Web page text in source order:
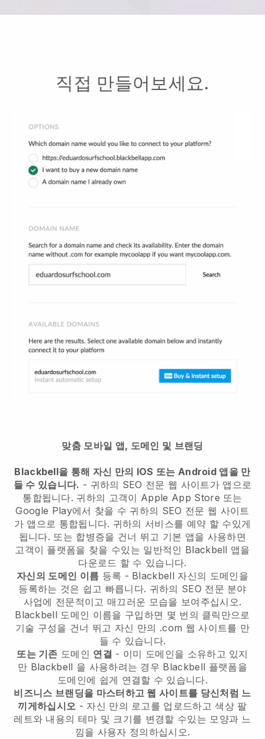
직접 만들어보세요.
맞춤 모바일 앱, 도메인 및 브랜딩
Blackbell을 통해 자신 만의 IOS 또는 Android 앱을 만
들 수 있습니다. - 귀하의 SEO 전문 웹 사이트가 앱으로
통합됩니다. 귀하의 고객이 Apple App Store 또는
Google Play에서 찾을 수 귀하의 SEO 전문 웹 사이트
가 앱으로 통합됩니다. 귀하의 서비스를 예약 할 수있게
됩니다. 또는 합병증을 건너 뛰고 기본 앱을 사용하면
고객이 플랫폼을 찾을 수있는 일반적인 Blackbell 앱을
다운로드 할 수 있습니다.
자신의 도메인 이름 등록 - Blackbell 자신의 도메인을
등록하는 것은 쉽고 빠릅니다. 귀하의 SEO 전문 분야
사업에 전문적이고 매끄러운 모습을 보여주십시오.
Blackbell 도메인 이름을 구입하면 몇 번의 클릭만으로
기술 구성을 건너 뛰고 자신 만의 .com 웹 사이트를 만
들 수 있습니다.
또는 기존 도메인 연결 - 이미 도메인을 소유하고 있지
만 Blackbell 을 사용하려는 경우 Blackbell 플랫폼을
도메인에 쉽게 연결할 수 있습니다.
비즈니스 브랜딩을 마스터하고 웹 사이트를 당신처럼 느
끼게하십시오 - 자신 만의 로고를 업로드하고 색상 팔
레트와 내용의 테마 및 크기를 변경할 수있는 모양과 느
낌을 사용자 정의하십시오.